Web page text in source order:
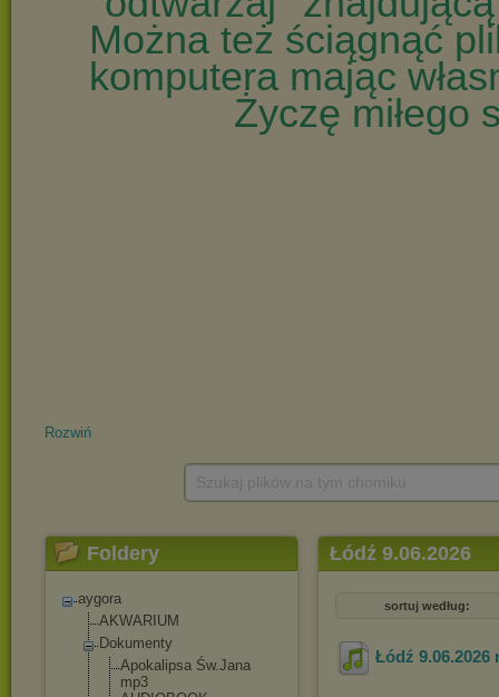
Rozwiń
Foldery
aygora
AKWARIUM
Dokumenty
Apokalipsa Św.Jana
mp3
Łódź 9.06.2026
sortuj według:
Łódź 9.06.2026